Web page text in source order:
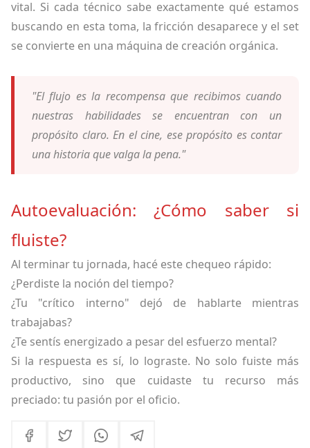
vital. Si cada técnico sabe exactamente qué estamos
buscando en esta toma, la fricción desaparece y el set
se convierte en una máquina de creación orgánica.
"El flujo es la recompensa que recibimos cuando
nuestras habilidades se encuentran con un
propósito claro. En el cine, ese propósito es contar
una historia que valga la pena."
Autoevaluación: ¿Cómo saber si
fluiste?
Al terminar tu jornada, hacé este chequeo rápido:
¿Perdiste la noción del tiempo?
¿Tu "crítico interno" dejó de hablarte mientras
trabajabas?
¿Te sentís energizado a pesar del esfuerzo mental?
Si la respuesta es sí, lo lograste. No solo fuiste más
productivo, sino que cuidaste tu recurso más
preciado: tu pasión por el oficio.